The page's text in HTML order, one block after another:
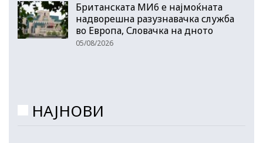
Британската МИ6 е најмоќната
надворешна разузнавачка служба
во Европа, Словачка на дното
05/08/2026
НАЈНОВИ